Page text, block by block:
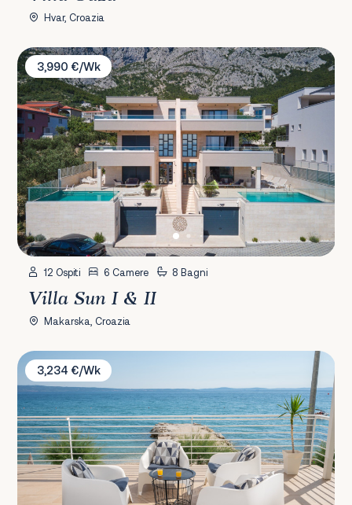
Hvar, Croazia
Villa Sun I & II
3,990 €/Wk
12 Ospiti 6 Camere 8 Bagni
Villa Sun I & II
Makarska, Croazia
Villa Victoris
3,234 €/Wk